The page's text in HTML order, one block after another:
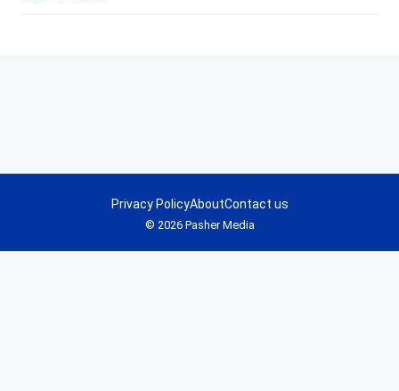
© 2026 Pasher Media
Privacy PolicyAboutContact us